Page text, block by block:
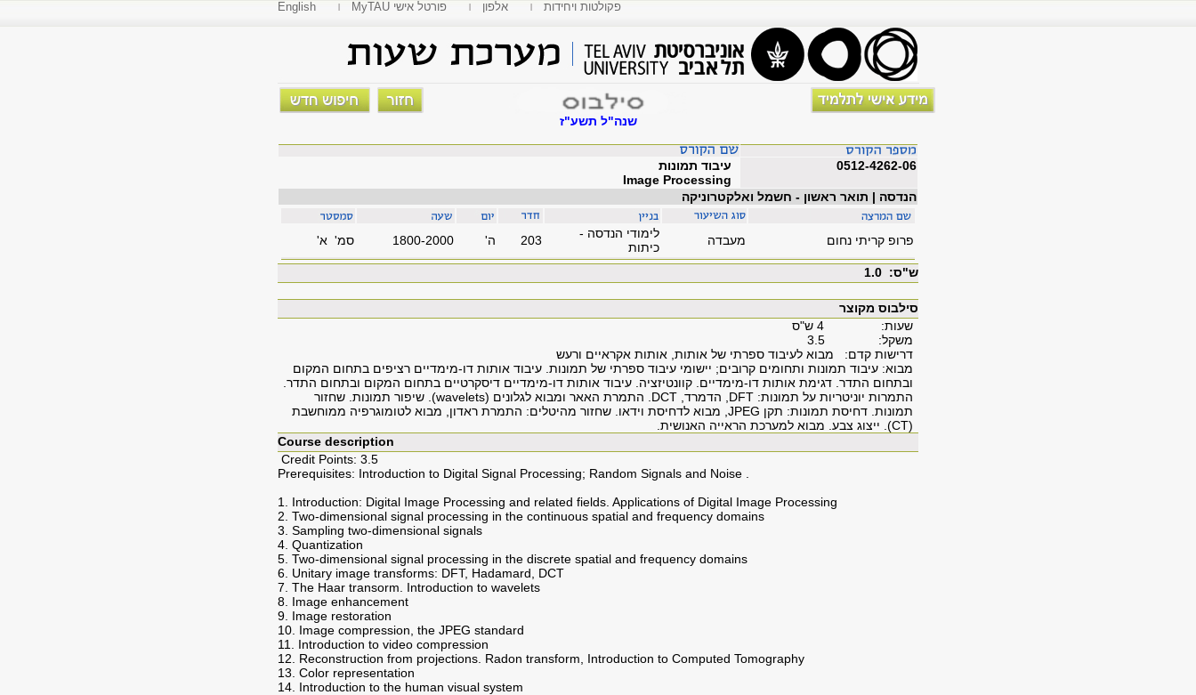
English MyTAU פורטל אישי אלפון פקולטות ויחידות
שנה"ל תשע"ז
עיבוד תמונות
Image Processing
0512-4262-06
הנדסה | תואר ראשון - חשמל ואלקטרוניקה
סמ' א' 1800-2000 'ה 203
לימודי הנדסה -
כיתות
מעבדה פרופ קריתי נחום
ש"ס: 1.0
סילבוס מקוצר
שעות: 4 ש"ס
משקל: 3.5
דרישות קדם: מבוא לעיבוד ספרתי של אותות, אותות אקראיים ורעש
מבוא: עיבוד תמונות ותחומים קרובים; יישומי עיבוד ספרתי של תמונות. עיבוד אותות דו-מימדיים רציפים בתחום המקום
ובתחום התדר. דגימת אותות דו-מימדיים. קוונטיזציה. עיבוד אותות דו-מימדיים דיסקרטיים בתחום המקום ובתחום התדר.
התמרות יוניטריות על תמונות: DFT , הדמרד, DCT . התמרת האאר ומבוא לגלונים (wavelets). שיפור תמונות. שחזור
תמונות. דחיסת תמונות: תקן JPEG, מבוא לדחיסת וידאו. שחזור מהיטלים: התמרת ראדון, מבוא לטומוגרפיה ממוחשבת
(CT). ייצוג צבע. מבוא למערכת הראייה האנושית.
Course description
Credit Points: 3.5
Prerequisites: Introduction to Digital Signal Processing; Random Signals and Noise .
1. Introduction: Digital Image Processing and related fields. Applications of Digital Image Processing
2. Two-dimensional signal processing in the continuous spatial and frequency domains
3. Sampling two-dimensional signals
4. Quantization
5. Two-dimensional signal processing in the discrete spatial and frequency domains
6. Unitary image transforms: DFT, Hadamard, DCT
7. The Haar transorm. Introduction to wavelets
8. Image enhancement
9. Image restoration
10. Image compression, the JPEG standard
11. Introduction to video compression
12. Reconstruction from projections. Radon transform, Introduction to Computed Tomography
13. Color representation
14. Introduction to the human visual system